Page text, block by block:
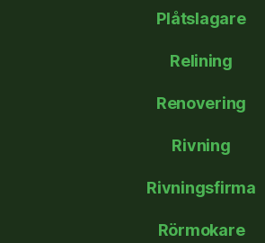
Plåtslagare
Relining
Renovering
Rivning
Rivningsfirma
Rörmokare